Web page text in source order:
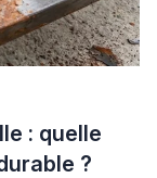
: quelle
?